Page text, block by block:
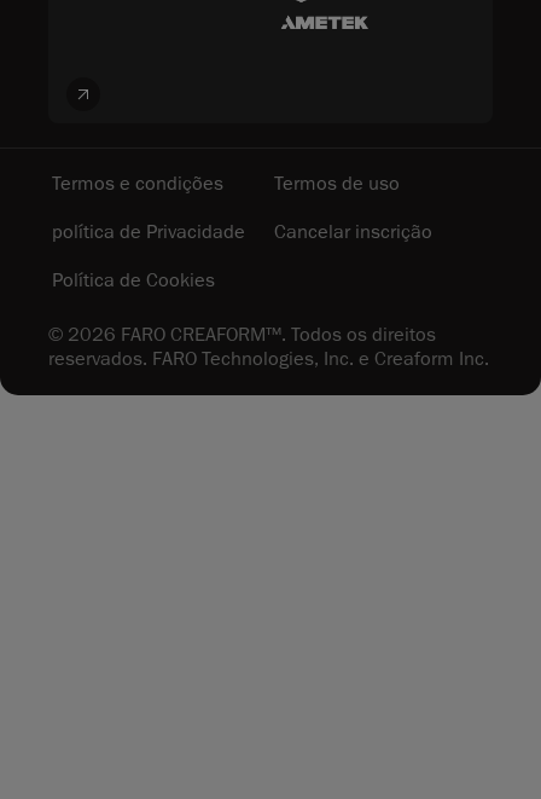
© 2026 FARO CREAFORM™. Todos os direitos
reservados. FARO Technologies, Inc. e Creaform Inc.
Termos e condições
Termos de uso
política de Privacidade
Cancelar inscrição
Política de Cookies